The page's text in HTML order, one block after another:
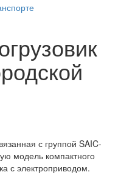
грузовых автомобилях
с группой SAIC-
модель компактного
с электроприводом.